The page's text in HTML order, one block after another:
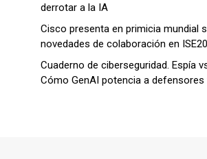
derrotar a la IA
Cisco presenta en primicia mundial
novedades de colaboración en
Cuaderno de ciberseguridad. Espía
Cómo GenAI potencia a